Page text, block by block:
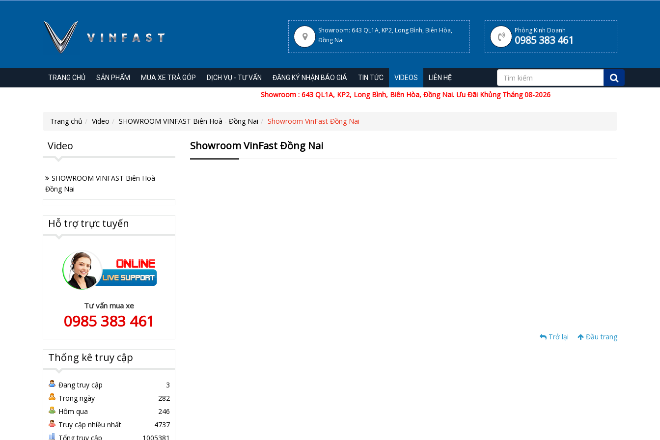
Showroom: 643 QL1A, KP2, Long Bình, Biên Hòa,
Đồng Nai
Phòng Kinh Doanh
0985 383 461
TRANG CHỦ SẢN PHẨM MUA XE TRẢ GÓP DỊCH VỤ - TƯ VẤN ĐĂNG KÝ NHẬN BÁO GIÁ TIN TỨC VIDEOS LIÊN HỆ
Showroom : 643 QL1A, KP2, Long Bình, Biên Hòa, Đồng Nai. Ưu Đãi Khủng Tháng 08-2026
Trang chủ Video SHOWROOM VINFAST Biên Hoà - Đồng Nai Showroom VinFast Đồng Nai
Showroom VinFast Đồng Nai
Trở lại Đầu trang
Video
SHOWROOM VINFAST Biên Hoà -
Đồng Nai
Hỗ trợ trực tuyến
Tư vấn mua xe
0985 383 461
Thống kê truy cập
Đang truy cập
3
Trong ngày
282
Hôm qua
246
Truy cập nhiều nhất
4737
Tổng truy cập
1005381